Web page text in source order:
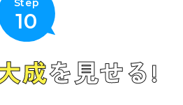
Step
10
成を見せる!